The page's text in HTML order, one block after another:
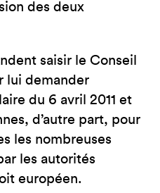
des deux
saisir le Conseil
lui demander
du 6 avril 2011 et
d’autre part, pour
les nombreuses
les autorités
européen.